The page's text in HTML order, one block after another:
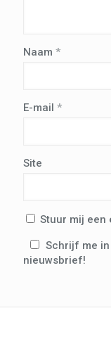
Naam *
E-mail *
Site
Stuur mij een
Schrijf me in
nieuwsbrief!